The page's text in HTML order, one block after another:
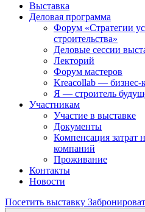
Выставка
Деловая программа
Форум «Стратегии
строительства»
Деловые сессии
Лекторий
Форум мастеров
Kreacollab — бизнес-
Я — строитель
Участникам
Участие в выставке
Документы
Компенсация затрат
компаний
Проживание
Контакты
Новости
Посетить выставку